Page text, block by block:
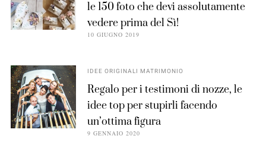
le 150 foto che devi assolutamente
vedere prima del Sì!
10 GIUGNO 2019
IDEE ORIGINALI MATRIMONIO
Regalo per i testimoni di nozze, le
idee top per stupirli facendo
un’ottima figura
9 GENNAIO 2020